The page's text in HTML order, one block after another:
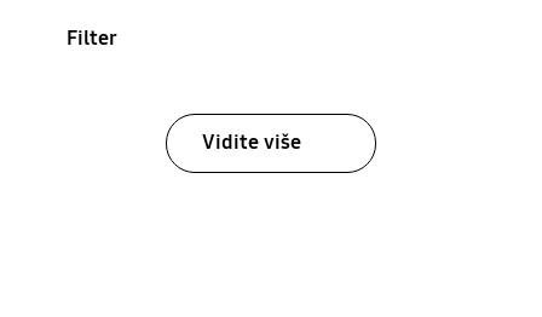
Filter
Vidite više